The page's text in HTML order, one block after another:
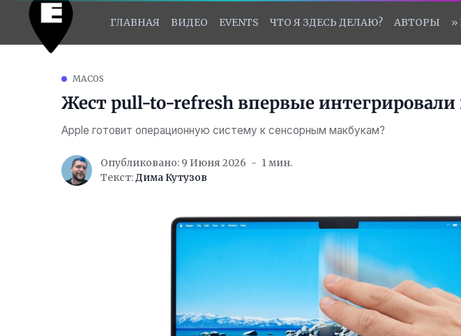
ГЛАВНАЯ ВИДЕО EVENTS ЧТО Я ЗДЕСЬ ДЕЛАЮ? АВТОРЫ »
MACOS
Жест pull-to-refresh впервые интегрировали
Apple готовит операционную систему к сенсорным макбукам?
Опубликовано: 9 Июня 2026
1 мин.
Текст:Дима Кутузов